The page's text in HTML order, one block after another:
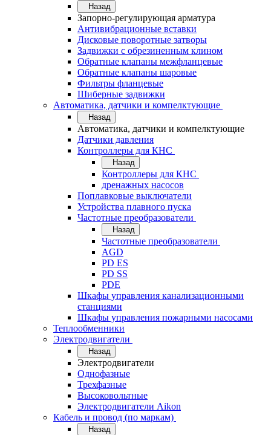
Назад
Запорно-регулирующая арматура
Антивибрационные вставки
Дисковые поворотные затворы
Задвижки с обрезиненным клином
Обратные клапаны межфланцевые
Обратные клапаны шаровые
Фильтры фланцевые
Шиберные задвижки
Автоматика, датчики и компелктующие
Назад
Автоматика, датчики и компелктующие
Датчики давления
Контроллеры для КНС
Назад
Контроллеры для КНС
дренажных насосов
Поплавковые выключатели
Устройства плавного пуска
Частотные преобразователи
Назад
Частотные преобразователи
AGD
PD ES
PD SS
PDE
Шкафы управления канализационными
станциями
Шкафы управления пожарными насосами
Теплообменники
Электродвигатели
Назад
Электродвигатели
Однофазные
Трехфазные
Высоковольтные
Электродвигатели Aikon
Кабель и провод (по маркам)
Назад